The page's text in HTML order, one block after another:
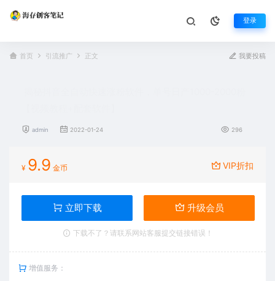
登录
首页 引流推广 正文 我要投稿
admin 2022-01-24 296
¥ 9.9 金币 VIP折扣
立即下载 升级会员
下载不了？请联系网站客服提交链接错误！
增值服务：